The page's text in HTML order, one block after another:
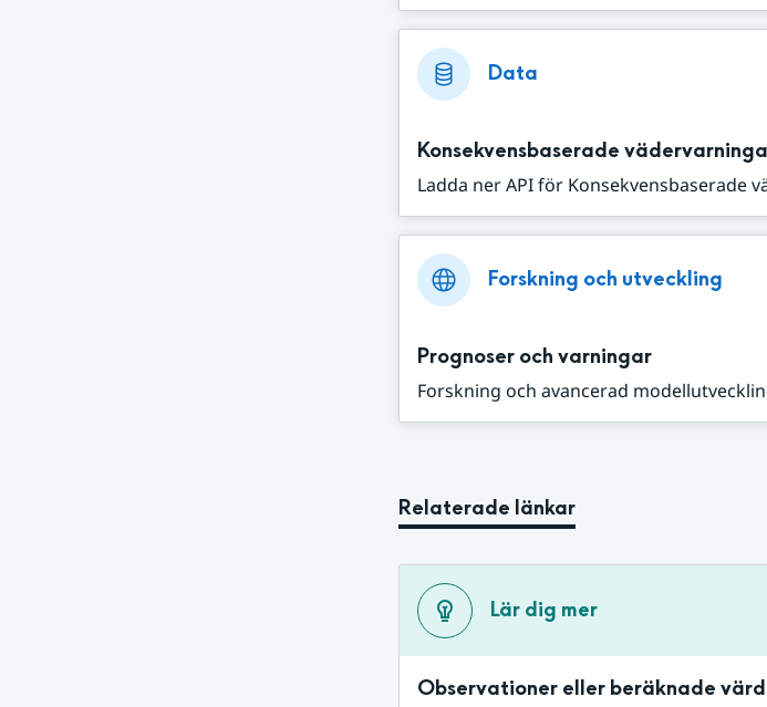
Data
Konsekvensbaserade
Ladda ner API för Konsekvensbaserade
Forskning och utveckling
Prognoser och varningar
Forskning och avancerad
Relaterade länkar
Lär dig mer
Observationer eller beräknade